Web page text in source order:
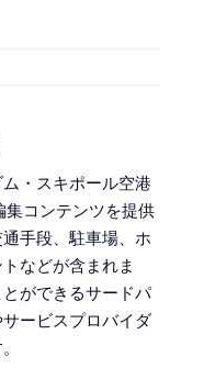
・スキポール空港
集コンテンツを提供
手段、駐車場、ホ
などが含まれま
ができるサードパ
ービスプロバイダ